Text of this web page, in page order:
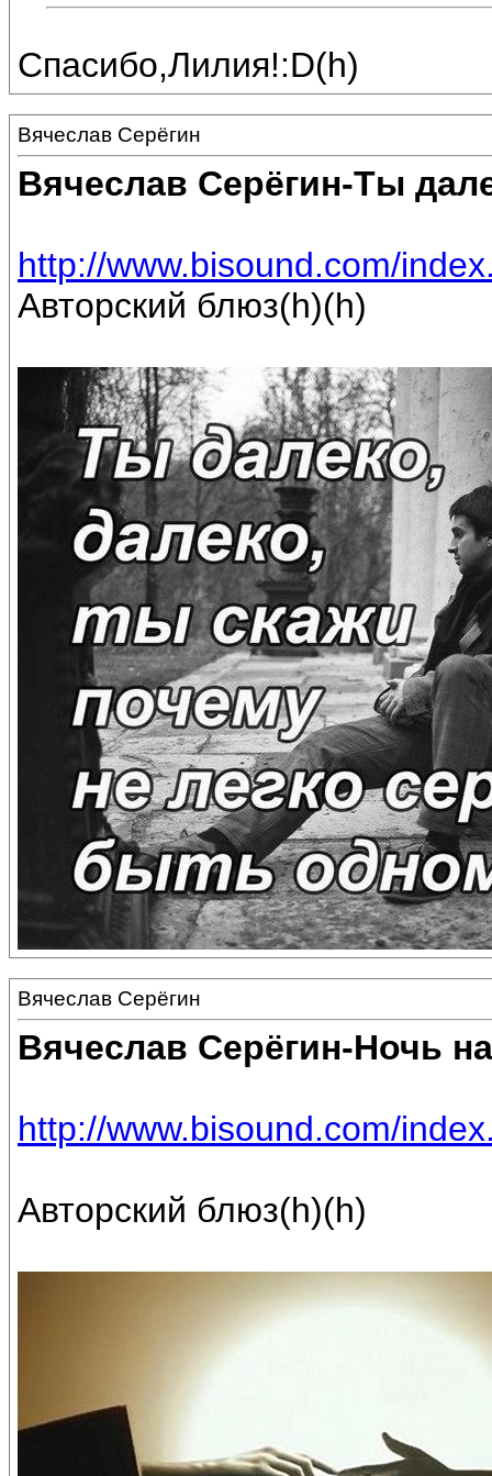
Спасибо,Лилия!:D(h)
Вячеслав Серёгин
Вячеслав Серёгин-Ты
http://www.bisound.com/
Авторский блюз(h)(h)
Вячеслав Серёгин
Вячеслав Серёгин-Ночь
http://www.bisound.com/
Авторский блюз(h)(h)